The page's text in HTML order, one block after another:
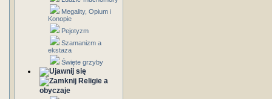
Megality, Opium i
Konopie
Pejotyzm
Szamanizm a
ekstaza
Święte grzyby
Religie a
obyczaje